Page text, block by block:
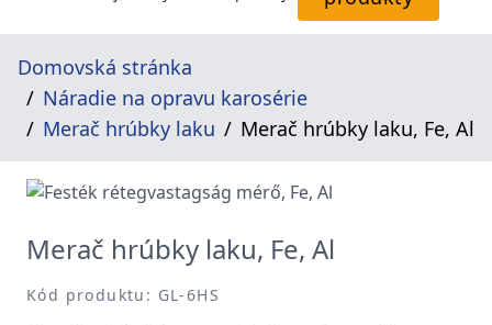
Domovská stránka
Náradie na opravu karosérie
Merač hrúbky laku
Merač hrúbky laku, Fe, Al
Merač hrúbky laku, Fe, Al
Kód produktu: GL-6HS